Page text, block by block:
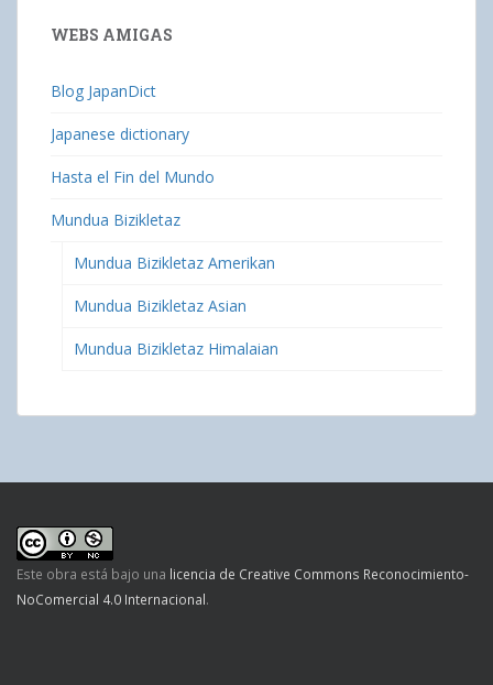
WEBS AMIGAS
Blog JapanDict
Japanese dictionary
Hasta el Fin del Mundo
Mundua Bizikletaz
Mundua Bizikletaz Amerikan
Mundua Bizikletaz Asian
Mundua Bizikletaz Himalaian
Este obra está bajo una licencia de Creative Commons Reconocimiento-
NoComercial 4.0 Internacional.